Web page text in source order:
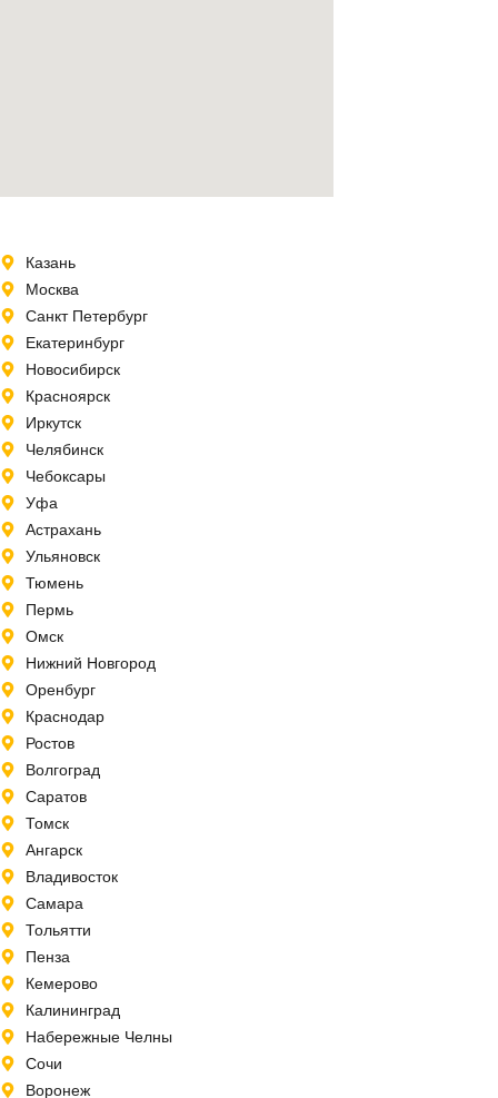
Казань
Москва
Санкт Петербург
Екатеринбург
Новосибирск
Красноярск
Иркутск
Челябинск
Чебоксары
Уфа
Астрахань
Ульяновск
Тюмень
Пермь
Омск
Нижний Новгород
Оренбург
Краснодар
Ростов
Волгоград
Саратов
Томск
Ангарск
Владивосток
Самара
Тольятти
Пенза
Кемерово
Калининград
Набережные Челны
Сочи
Воронеж